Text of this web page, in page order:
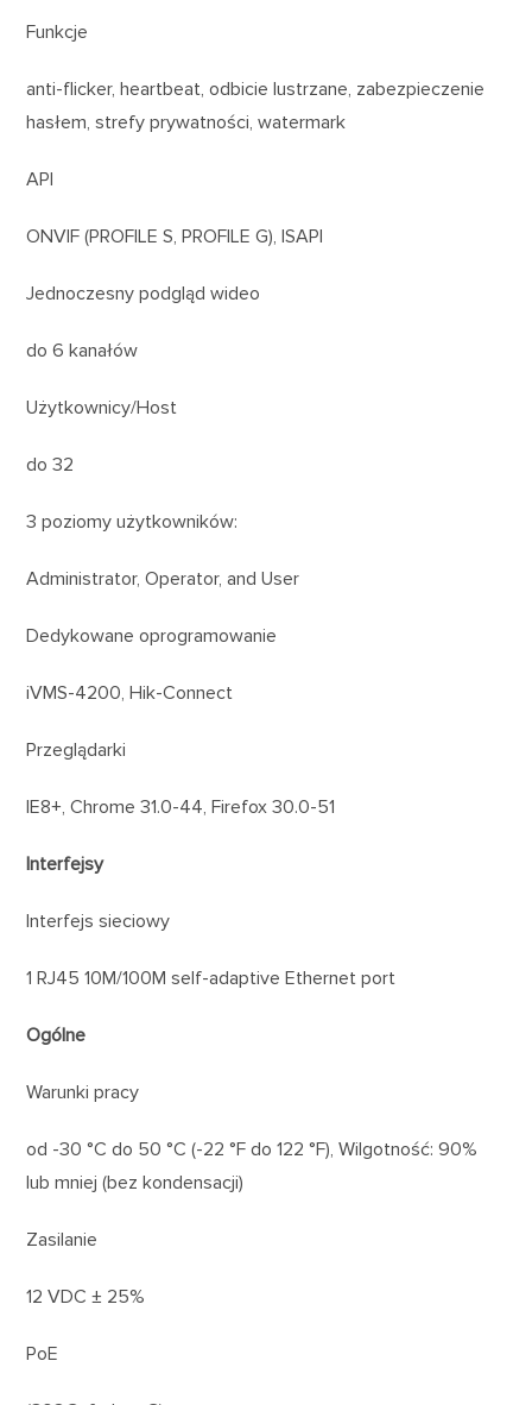
Funkcje
anti-flicker, heartbeat, odbicie lustrzane, zabezpieczenie
hasłem, strefy prywatności, watermark
API
ONVIF (PROFILE S, PROFILE G), ISAPI
Jednoczesny podgląd wideo
do 6 kanałów
Użytkownicy/Host
do 32
3 poziomy użytkowników:
Administrator, Operator, and User
Dedykowane oprogramowanie
iVMS-4200, Hik-Connect
Przeglądarki
IE8+, Chrome 31.0-44, Firefox 30.0-51
Interfejsy
Interfejs sieciowy
1 RJ45 10M/100M self-adaptive Ethernet port
Ogólne
Warunki pracy
od -30 °C do 50 °C (-22 °F do 122 °F), Wilgotność: 90%
lub mniej (bez kondensacji)
Zasilanie
12 VDC ± 25%
PoE